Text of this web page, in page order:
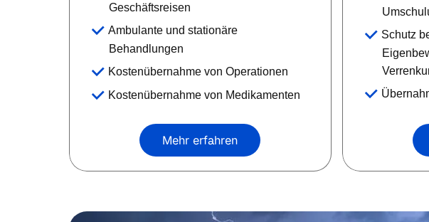
Geschäftsreisen
Ambulante und stationäre
Behandlungen
Kostenübernahme von Operationen
Kostenübernahme von Medikamenten
Mehr erfahren
Schutz